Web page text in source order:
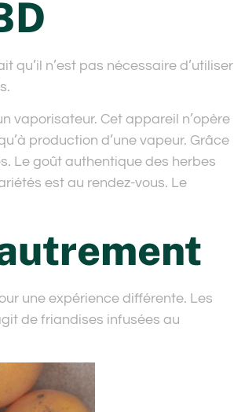
qu’il n’est pas nécessaire d’utiliser
vaporisateur. Cet appareil n’opère
production d’une vapeur. Grâce
Le goût authentique des herbes
est au rendez-vous. Le
une expérience différente. Les
de friandises infusées au